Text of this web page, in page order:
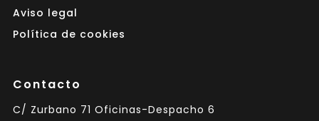
Aviso legal
Política de cookies
Contacto
C/ Zurbano 71 Oficinas-Despacho 6